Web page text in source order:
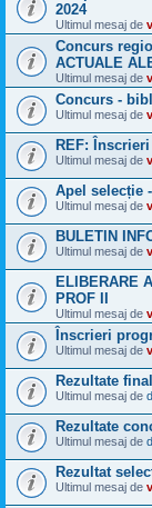
2024
Ultimul mesaj de
Concurs
ACTUALE
Ultimul mesaj de
Concurs -
Ultimul mesaj de
REF:
Ultimul mesaj de
Apel selecție
Ultimul mesaj de
BULETIN
Ultimul mesaj de
ELIBERARE
PROF II
Ultimul mesaj de
Înscrieri
Ultimul mesaj de
Rezultate
Ultimul mesaj de
Rezultate
Ultimul mesaj de
Rezultat
Ultimul mesaj de